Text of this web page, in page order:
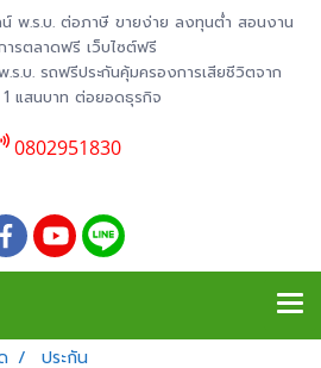
น์ พ.ร.บ. ต่อภาษี ขายง่าย ลงทุนต่ำ สอนงาน
รตลาดฟรี เว็บไซต์ฟรี
.บ. รถฟรีประกันคุ้มครองการเสียชีวิตจาก
แสนบาท ต่อยอดธุรกิจ
0802951830
ประกัน